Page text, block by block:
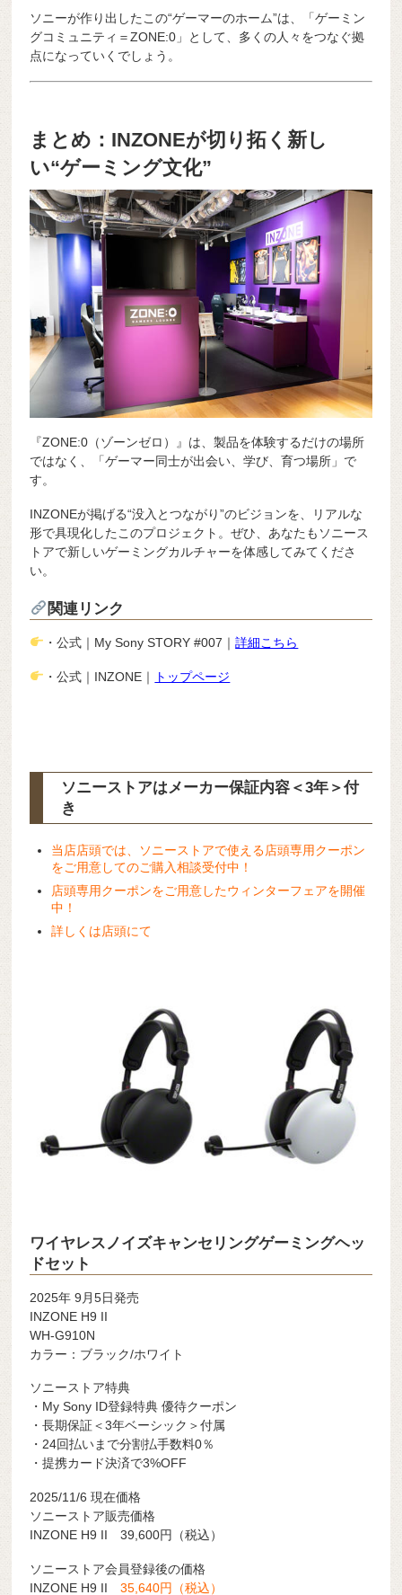
ソニーが作り出したこの“ゲーマーのホーム”は、「ゲーミン
グコミュニティ＝ZONE:0」として、多くの人々をつなぐ拠
点になっていくでしょう。
まとめ：INZONEが切り拓く新し
い“ゲーミング文化”
『ZONE:0（ゾーンゼロ）』は、製品を体験するだけの場所
ではなく、「ゲーマー同士が出会い、学び、育つ場所」で
す。
INZONEが掲げる“没入とつながり”のビジョンを、リアルな
形で具現化したこのプロジェクト。ぜひ、あなたもソニース
トアで新しいゲーミングカルチャーを体感してみてくださ
い。
関連リンク
・公式｜My Sony STORY #007｜詳細こちら
・公式｜INZONE｜ トップページ
ソニーストアはメーカー保証内容 ＜3年＞付
き
当店店頭では、ソニーストアで使える店頭専用クーポン
をご用意してのご購入相談受付中！
店頭専用クーポンをご用意したウィンターフェアを開催
中！
詳しくは店頭にて
ワイヤレスノイズキャンセリングゲーミングヘッ
ドセット
2025年 9月5日発売
INZONE H9 II
WH-G910N
カラー：ブラック/ホワイト
ソニーストア特典
・My Sony ID登録特典 優待クーポン
・長期保証＜3年ベーシック＞付属
・24回払いまで分割払手数料0％
・提携カード決済で3%OFF
2025/11/6 現在価格
ソニーストア販売価格
INZONE H9 II 39,600円（税込）
ソニーストア会員登録後の価格
INZONE H9 II35,640円（税込）